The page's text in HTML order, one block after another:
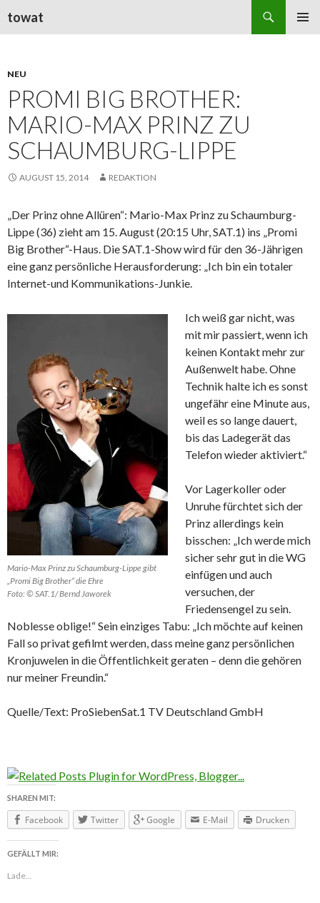
towat
NEU
PROMI BIG BROTHER:
MARIO-MAX PRINZ ZU
SCHAUMBURG-LIPPE
AUGUST 15, 2014 REDAKTION
„Der Prinz ohne Allüren“: Mario-Max Prinz zu Schaumburg-
Lippe (36) zieht am 15. August (20:15 Uhr, SAT.1) ins „Promi
Big Brother“-Haus. Die SAT.1-Show wird für den 36-Jährigen
eine ganz persönliche Herausforderung: „Ich bin ein totaler
Internet-und Kommunikations-Junkie.
Mario-Max Prinz zu Schaumburg-Lippe gibt
„Promi Big Brother“ die Ehre
Foto: © SAT.1/ Bernd Jaworek
Ich weiß gar nicht, was
mit mir passiert, wenn ich
keinen Kontakt mehr zur
Außenwelt habe. Ohne
Technik halte ich es sonst
ungefähr eine Minute aus,
weil es so lange dauert,
bis das Ladegerät das
Telefon wieder aktiviert.“
Vor Lagerkoller oder
Unruhe fürchtet sich der
Prinz allerdings kein
bisschen: „Ich werde mich
sicher sehr gut in die WG
einfügen und auch
versuchen, der
Friedensengel zu sein.
Noblesse oblige!“ Sein einziges Tabu: „Ich möchte auf keinen
Fall so privat gefilmt werden, dass meine ganz persönlichen
Kronjuwelen in die Öffentlichkeit geraten – denn die gehören
nur meiner Freundin.“
Quelle/Text: ProSiebenSat.1 TV Deutschland GmbH
SHAREN MIT:
Facebook Twitter Google E-Mail Drucken
GEFÄLLT MIR:
Lade...